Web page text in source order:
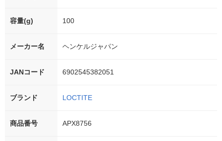
容量(g) 100
メーカー名 ヘンケルジャパン
JANコード 6902545382051
ブランド LOCTITE
商品番号 APX8756